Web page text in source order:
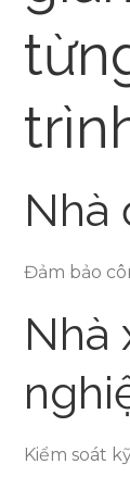
Nhà
Đảm bảo
Nhà
Kiểm soát